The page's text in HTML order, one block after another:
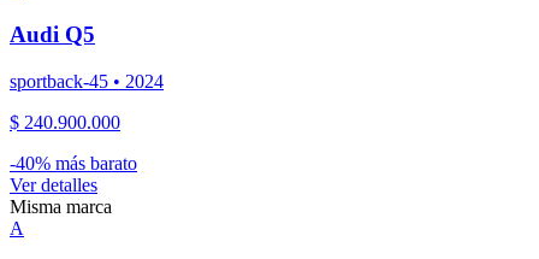
Audi Q5
sportback-45 • 2024
$ 240.900.000
-40% más barato
Ver detalles
Misma marca
A